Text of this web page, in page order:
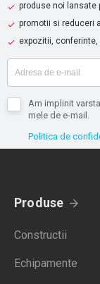
produse noi lansate
promotii si reduceri
expozitii, conferinte,
Am implinit
mele de e-mail.
Politica de
Produse
Constructii
Echipamente